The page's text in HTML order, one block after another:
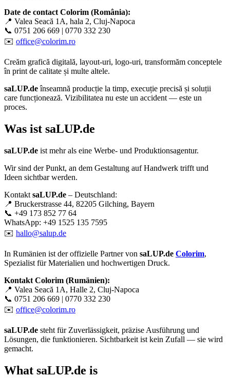
Date de contact Colorim (România):
📍 Valea Seacă 1A, hala 2, Cluj-Napoca
📞 0751 206 669 | 0770 332 230
✉️ office@colorim.ro
Creăm grafică digitală, layout-uri, logo-uri, transformăm conceptele
în print de calitate și multe altele.
saLUP.deînseamnă producție la timp, execuție precisă și soluții
care funcționează. Vizibilitatea nu este un accident — este un
proces.
Was ist saLUP.de
saLUP.de ist mehr als eine Werbe- und Produktionsagentur.
Wir sind der Punkt, an dem Gestaltung auf Handwerk trifft und
Ideen sichtbar werden.
Kontakt saLUP.de – Deutschland:
📍 Bruckerstrasse 44, 82205 Gilching, Bayern
📞 +49 173 852 77 64
WhatsApp: +49 1525 135 7595
✉️ hallo@salup.de
In Rumänien ist der offizielle Partner von saLUP.de Colorim,
Spezialist für Materialien und hochwertigen Druck.
Kontakt Colorim (Rumänien):
📍 Valea Seacă 1A, Halle 2, Cluj-Napoca
📞 0751 206 669 | 0770 332 230
✉️ office@colorim.ro
saLUP.de steht für Zuverlässigkeit, präzise Ausführung und
Lösungen, die funktionieren. Sichtbarkeit ist kein Zufall — sie wird
gemacht.
What saLUP.de is